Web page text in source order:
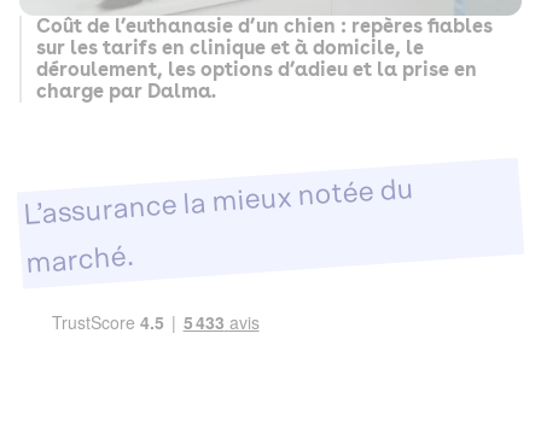
Coût de l’euthanasie d’un chien : repères fiables
sur les tarifs en clinique et à domicile, le
déroulement, les options d’adieu et la prise en
charge par Dalma.
L’assurance la mieux notée du
marché.